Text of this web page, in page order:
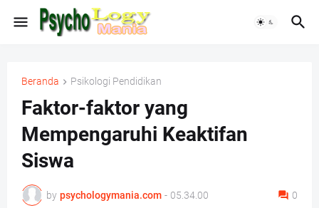
Beranda Psikologi Pendidikan
Faktor-faktor yang
Mempengaruhi Keaktifan
Siswa
by psychologymania.com - 05.34.00 0